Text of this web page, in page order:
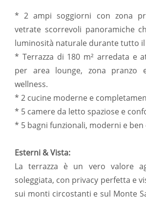
* 2 ampi soggiorni con zona
vetrate scorrevoli panoramiche
luminosità naturale durante tutto
* Terrazza di 180 m² arredata e
per area lounge, zona pranzo
wellness.
* 2 cucine moderne e
* 5 camere da letto spaziose e
* 5 bagni funzionali, moderni e ben
Esterni & Vista:
La terrazza è un vero valore
soleggiata, con privacy perfetta e
sui monti circostanti e sul Monte